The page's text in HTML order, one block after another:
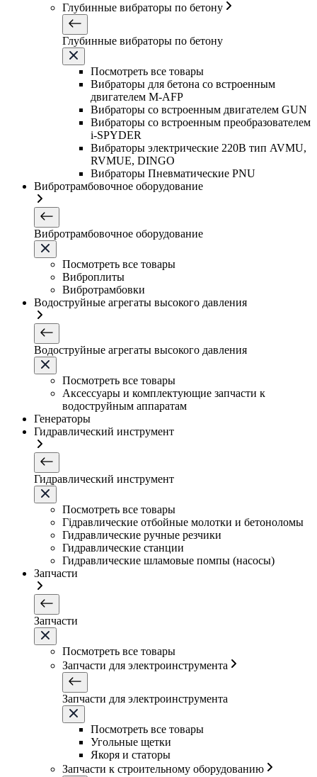
Глубинные вибраторы по бетону
Глубинные вибраторы по бетону
Посмотреть все товары
Вибраторы для бетона со встроенным
двигателем M-AFP
Вибраторы со встроенным двигателем GUN
Вибраторы со встроенным преобразователем
i-SPYDER
Вибраторы электрические 220B тип AVMU,
RVMUE, DINGO
Вибраторы Пневматические PNU
Вибротрамбовочное оборудование
Вибротрамбовочное оборудование
Посмотреть все товары
Виброплиты
Вибротрамбовки
Водоструйные агрегаты высокого давления
Водоструйные агрегаты высокого давления
Посмотреть все товары
Аксессуары и комплектующие запчасти к
водоструйным аппаратам
Генераторы
Гидравлический инструмент
Гидравлический инструмент
Посмотреть все товары
Гідравлические отбойные молотки и бетоноломы
Гидравлические ручные резчики
Гидравлические станции
Гидравлические шламовые помпы (насосы)
Запчасти
Запчасти
Посмотреть все товары
Запчасти для электроинструмента
Запчасти для электроинструмента
Посмотреть все товары
Угольные щетки
Якоря и статоры
Запчасти к строительному оборудованию